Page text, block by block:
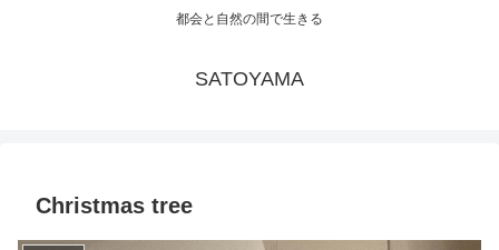
都会と自然の間で生きる
SATOYAMA
Christmas tree